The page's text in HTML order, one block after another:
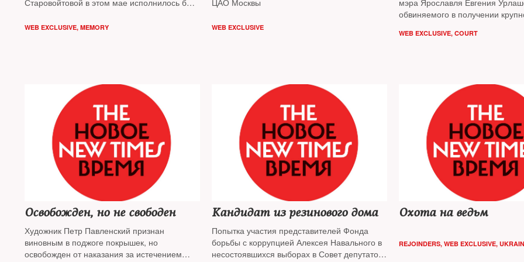
Старовойтовой в этом мае исполнилось бы
не прервали выстрелы киллеров. Памяти
WEB EXCLUSIVE, MEMORY
ЦАО Москвы
WEB EXCLUSIVE
мэра Ярославля Евгения
обвиняемого в получении
попросила лишить подсудимого
WEB EXCLUSIVE, COURT
Освобожден, но не свободен
Художник Петр Павленский признан
виновным в поджоге покрышек, но
освобожден от наказания за истечением
Кандидат из резинового дома
Попытка участия представителей Фонда
борьбы с коррупцией Алексея Навального в
несостоявшихся выборах в Совет депутатов
Охота на ведьм
REJOINDERS, WEB EXCLUSIVE,